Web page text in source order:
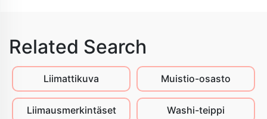
Related Search
Liimattikuva Muistio-osasto
Liimausmerkintäset Washi-teippi